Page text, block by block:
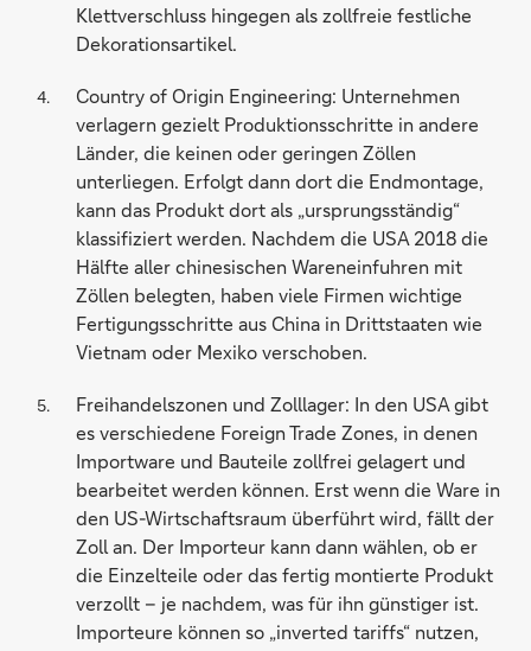
Klettverschluss hingegen als zollfreie festliche
Dekorationsartikel.
Country of Origin Engineering: Unternehmen
verlagern gezielt Produktionsschritte in andere
Länder, die keinen oder geringen Zöllen
unterliegen. Erfolgt dann dort die Endmontage,
kann das Produkt dort als „ursprungsständig“
klassifiziert werden. Nachdem die USA 2018 die
Hälfte aller chinesischen Wareneinfuhren mit
Zöllen belegten, haben viele Firmen wichtige
Fertigungsschritte aus China in Drittstaaten wie
Vietnam oder Mexiko verschoben.
Freihandelszonen und Zolllager: In den USA gibt
es verschiedene Foreign Trade Zones, in denen
Importware und Bauteile zollfrei gelagert und
bearbeitet werden können. Erst wenn die Ware in
den US-Wirtschaftsraum überführt wird, fällt der
Zoll an. Der Importeur kann dann wählen, ob er
die Einzelteile oder das fertig montierte Produkt
verzollt – je nachdem, was für ihn günstiger ist.
Importeure können so „inverted tariffs“ nutzen,